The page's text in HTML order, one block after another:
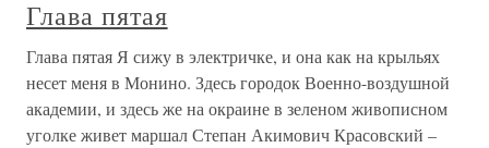
Глава пятая
Глава пятая Я сижу в электричке, и она как на крыльях
несет меня в Монино. Здесь городок Военно-воздушной
академии, и здесь же на окраине в зеленом живописном
уголке живет маршал Степан Акимович Красовский –